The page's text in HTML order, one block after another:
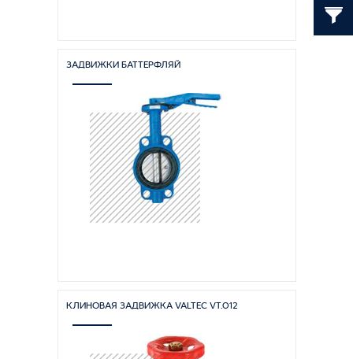
ЗАДВИЖКИ БАТТЕРФЛЯЙ
КЛИНОВАЯ ЗАДВИЖКА VALTEC VT.012